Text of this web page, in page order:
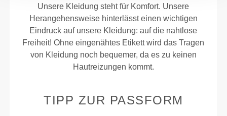
Unsere Kleidung steht für Komfort. Unsere
Herangehensweise hinterlässt einen wichtigen
Eindruck auf unsere Kleidung: auf die nahtlose
Freiheit! Ohne eingenähtes Etikett wird das Tragen
von Kleidung noch bequemer, da es zu keinen
Hautreizungen kommt.
TIPP ZUR PASSFORM